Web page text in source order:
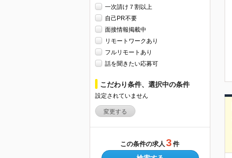
一次請け７割以上
自己PR不要
面接情報掲載中
リモートワークあり
フルリモートあり
話を聞きたい応募可
こだわり条件、選択中の条件
設定されていません
変更する
この条件の求人 3 件